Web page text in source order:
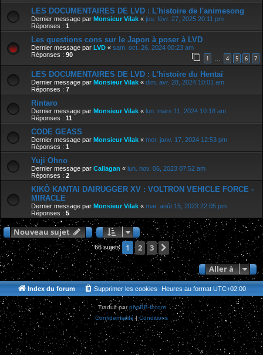
LES DOCUMENTAIRES DE LVD : L'histoire de l'animesong
Dernier message par Monsieur Vilak « jeu. févr. 27, 2025 20:11 pm
Réponses : 1
Les questions cons sur le Japon à poser à LVD
Dernier message par LVD « sam. oct. 26, 2024 00:23 am
Réponses : 90 1 … 4 5 6 7
LES DOCUMENTAIRES DE LVD : L'histoire du Hentaï
Dernier message par Monsieur Vilak « dim. avr. 28, 2024 10:01 am
Réponses : 7
Rintaro
Dernier message par Monsieur Vilak « lun. mars 11, 2024 10:18 am
Réponses : 11
CODE GEASS
Dernier message par Monsieur Vilak « mer. janv. 17, 2024 12:53 pm
Réponses : 1
Yuji Ohno
Dernier message par Callagan « lun. nov. 06, 2023 07:52 am
Réponses : 2
KIKÔ KANTAI DAIRUGGER XV : VOLTRON VEHICLE FORCE -
MIRACLE
Dernier message par Monsieur Vilak « mar. août 15, 2023 22:05 pm
Réponses : 5
Nouveau sujet
66 sujets 1 2 3
Suivante
Aller à
Index du forum Heures au format UTC+02:00
Supprimer les cookies
Traduit parphpBB-fr.com
Confidentialité |Conditions